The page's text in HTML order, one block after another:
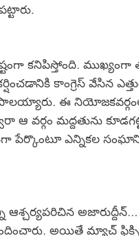
కనిపిస్తోంది. ముఖ్యంగా
కాంగ్రెస్ వేసిన
పాలయ్యారు. ఈ
వర్గం మద్దతును
పేర్కొంటూ ఎన్నికల
ఆశ్చర్యపరిచిన
అయితే మ్యాచ్